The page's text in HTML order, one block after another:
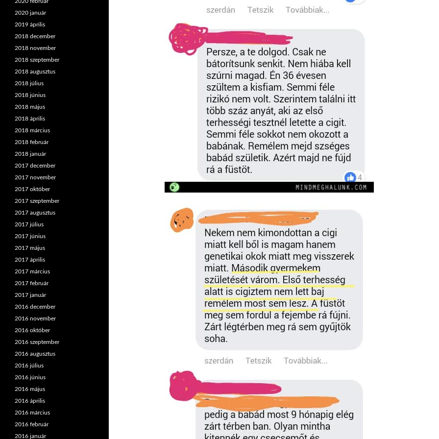
2020 január
2019 április
2018 december
2018 november
2018 szeptember
2018 augusztus
2018 július
2018 június
2018 május
2018 április
2018 március
2018 február
2018 január
2017 december
2017 november
2017 október
2017 szeptember
2017 augusztus
2017 július
2017 június
2017 május
2017 április
2017 március
2017 február
2017 január
2016 december
2016 november
2016 október
2016 szeptember
2016 augusztus
2016 július
2016 június
2016 május
2016 április
2016 március
2016 február
2016 január